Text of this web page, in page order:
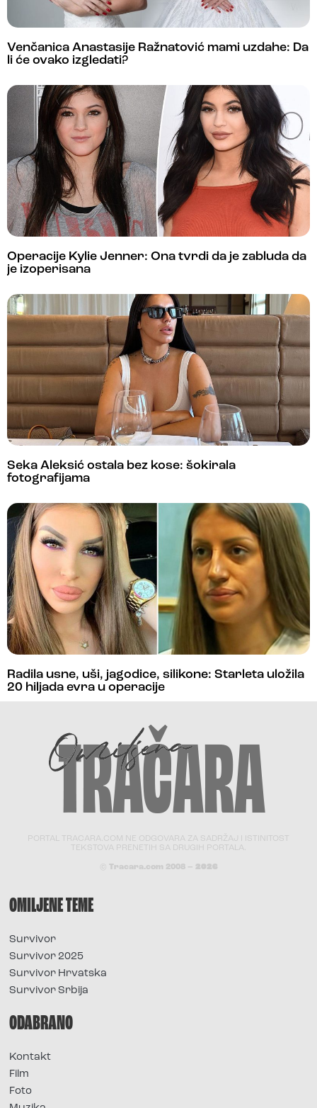
Venčanica Anastasije Ražnatović mami uzdahe: Da
li će ovako izgledati?
Operacije Kylie Jenner: Ona tvrdi da je zabluda da
je izoperisana
Seka Aleksić ostala bez kose: šokirala
fotografijama
Radila usne, uši, jagodice, silikone: Starleta uložila
20 hiljada evra u operacije
PORTAL TRACARA.COM NE ODGOVARA ZA SADRŽAJ I ISTINITOST
TEKSTOVA PRENETIH SA DRUGIH PORTALA.
© Tracara.com 2008 – 2026
OMILJENE TEME
Survivor
Survivor 2025
Survivor Hrvatska
Survivor Srbija
ODABRANO
Kontakt
Film
Foto